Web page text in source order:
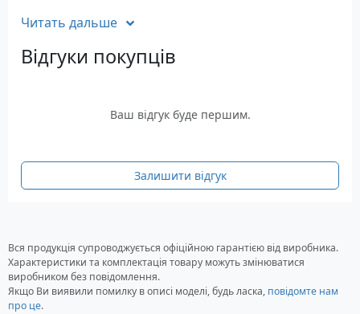
DRX6675RZ, DRX8675RZ
DXZ378RMP, DXZ428R
DXZ558RMP, DXZ578RUSB, DXZ618R,
DXZ668RMP, DXZ718R, DXZ728R, DXZ738RMP,
DXZ748RMP, DXZ758RMC
DXZ768RMP, DXZ778RUSB, DXZ818RMP,
DXZ948RMP, DXZ958RMC
Honda 828TA, MRX4675R, MRX8675RZ, MX418R,
MXZ718R, WXZ468RMP
Читать дальше
Відгуки покупців
Ваш відгук буде першим.
Залишити відгук
Вся продукція супроводжується офіційною гарантією від виробника.
Характеристики та комплектація товару можуть змінюватися
виробником без повідомлення.
Якщо Ви виявили помилку в описі моделі, будь ласка, повідомте нам
про це.